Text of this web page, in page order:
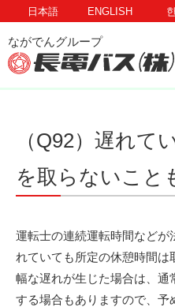
日本語 ENGLISH
（Q92）遅れて
を取らないこと
運転士の連続運転時間などが
れていても所定の休憩時間
幅な遅れが生じた場合は、通
する場合もありますので、予